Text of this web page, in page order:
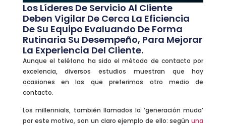
Los Líderes De Servicio Al Cliente
Deben Vigilar De Cerca La Eficiencia
De Su Equipo Evaluando De Forma
Rutinaria Su Desempeño, Para Mejorar
La Experiencia Del Cliente.
Aunque el teléfono ha sido el método de contacto por
excelencia, diversos estudios muestran que hay
ocasiones en las que preferimos otro medio de
contacto.
Los millennials, también llamados la ‘generación muda’
por este motivo, son un claro ejemplo de ello: segúnuna